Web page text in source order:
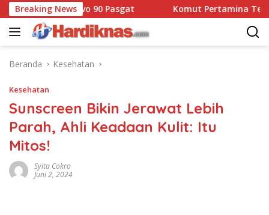
Langsung
ke
konten
Breaking News
Dansatbravo 90 Pasgat Komut Pertamina
Beranda Kesehatan
Kesehatan
Sunscreen Bikin Jerawat Lebih
Parah, Ahli Keadaan Kulit: Itu
Mitos!
Syita Cokro
Juni 2, 2024